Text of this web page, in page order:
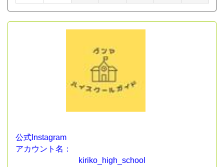
公式Instagram
アカウント名：
kiriko_high_school